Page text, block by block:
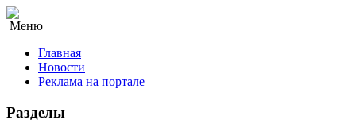
Меню
Главная
Новости
Реклама на портале
Разделы